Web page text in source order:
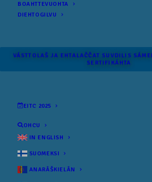
BOAHTTEVUOHTA
DIEHTOGILVU
VÁSTTOLAŠ JA EHTALAČČAT SUVDILIS
SERTIFIKÁHTA
EITC 2025
OHCU
IN ENGLISH
SUOMEKSI
ANARÂŠKIELÂN